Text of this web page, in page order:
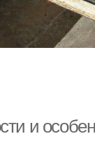
и